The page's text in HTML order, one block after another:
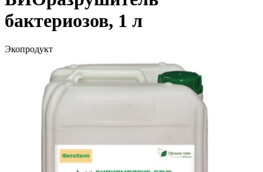
бактериозов, 1 л
Экопродукт